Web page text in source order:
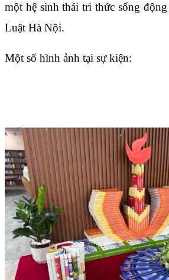
một hệ sinh thái tri thức sống
Luật Hà Nội.
Một số hình ảnh tại sự kiện: